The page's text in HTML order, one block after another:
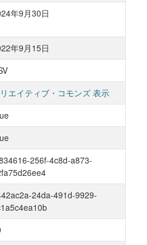
年9月30日
年9月15日
エイティブ・コモンズ 表示
256f-4c8d-a873-
24da-491d-9929-